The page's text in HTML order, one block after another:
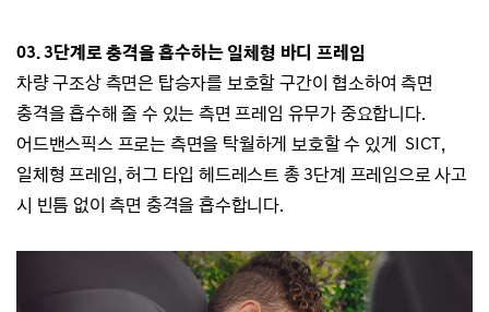
03. 3단계로 충격을 흡수하는 일체형 바디 프레임
차량 구조상 측면은 탑승자를 보호할 구간이 협소하여 측면
충격을 흡수해 줄 수 있는 측면 프레임 유무가 중요합니다.
어드밴스픽스 프로는 측면을 탁월하게 보호할 수 있게 SICT,
일체형 프레임,허그 타입 헤드레스트 총 3단계 프레임으로사고
시 빈틈 없이 측면 충격을 흡수합니다.